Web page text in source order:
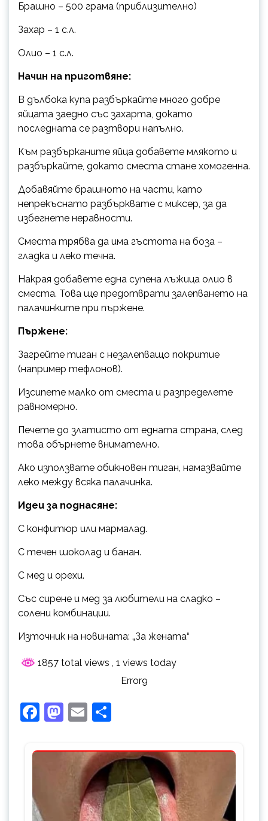
Брашно – 500 грама (приблизително)
Захар – 1 с.л.
Олио – 1 с.л.
Начин на приготвяне:
В дълбока купа разбъркайте много добре
яйцата заедно със захарта, докато
последната се разтвори напълно.
Към разбърканите яйца добавете млякото и
разбъркайте, докато сместа стане хомогенна.
Добавяйте брашното на части, като
непрекъснато разбърквате с миксер, за да
избегнете неравности.
Сместа трябва да има гъстота на боза –
гладка и леко течна.
Накрая добавете една супена лъжица олио в
сместа. Това ще предотврати залепването на
палачинките при пържене.
Пържене:
Загрейте тиган с незалепващо покритие
(например тефлонов).
Изсипете малко от сместа и разпределете
равномерно.
Печете до златисто от едната страна, след
това обърнете внимателно.
Ако използвате обикновен тиган, намазвайте
леко между всяка палачинка.
Идеи за поднасяне:
С конфитюр или мармалад.
С течен шоколад и банан.
С мед и орехи.
Със сирене и мед за любители на сладко –
солени комбинации.
Източник на новината: „За жената“
1857 total views , 1 views today
Error9
Facebook
Mastodon
Email